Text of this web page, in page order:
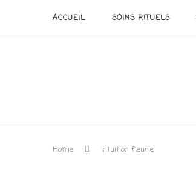
ACCUEIL SOINS RITUELS
Home intuition fleurie